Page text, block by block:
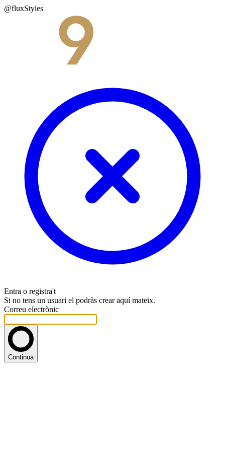
@fluxStyles
Entra o registra't
Si no tens un usuari el podràs crear aquí mateix.
Correu electrònic
Continua